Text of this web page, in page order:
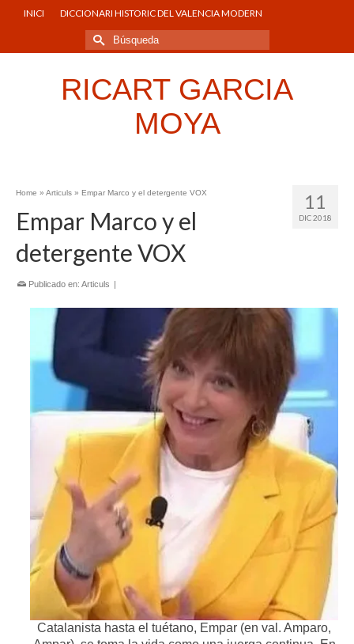
INICI DICCIONARI HISTORIC DEL VALENCIA MODERN
Buscar
por:
RICART GARCIA
MOYA
11
DIC 2018
Home » Articuls » Empar Marco y el detergente VOX
Empar Marco y el
detergente VOX
Publicado en: Articuls |
Catalanista hasta el tuétano, Empar (en val. Amparo,